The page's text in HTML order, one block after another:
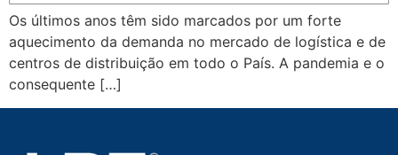
Os últimos anos têm sido marcados por um forte
aquecimento da demanda no mercado de logística e de
centros de distribuição em todo o País. A pandemia e o
consequente […]